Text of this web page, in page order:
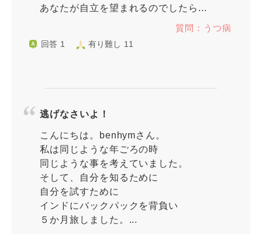
あなたが自立を望まれるのでしたら...
質問：うつ病
回答 1 有り難し 11
逃げなさいよ！
こんにちは。benhymさん。
私は同じような年ごろの時
同じような事を考えていました。
そして、自分を知るために
自分を試すために
インドにバックパックを背負い
５か月旅しました。...